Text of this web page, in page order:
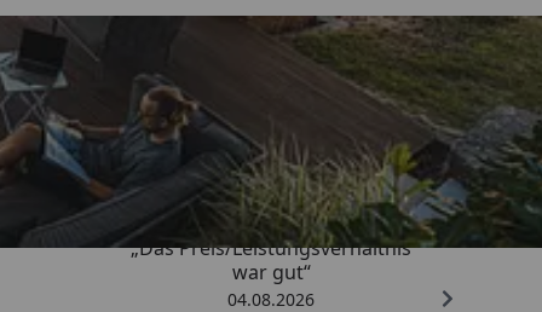
Trusted Shops
4,83/ 5
„Das Preis/Leistungsverhältnis
war gut“
04.08.2026